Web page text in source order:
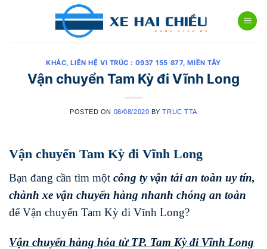
KHÁC,LIÊN HỆ VI TRÚC : 0937 155 877,MIỀN TÂY
Vận chuyển Tam Kỳ đi Vĩnh Long
POSTED ON 08/08/2020 BYTRUC TTA
Vận chuyển Tam Kỳ đi Vĩnh Long
Bạn đang cần tìm một công ty vận tải an toàn uy tín,
chành xe vận chuyển hàng nhanh chóng an toàn
để Vận chuyển Tam Kỳ đi Vĩnh Long?
Vận chuyển hàng hóa từ TP. Tam Kỳ đi Vĩnh Long